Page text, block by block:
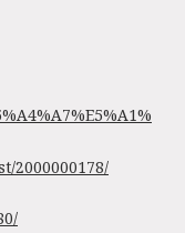
2000000178/